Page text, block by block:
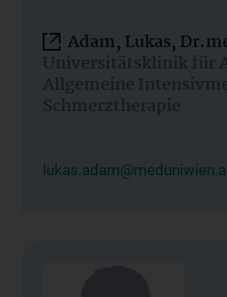
Adam, Lukas,
Universitätsklinik für
Allgemeine
Schmerztherapie